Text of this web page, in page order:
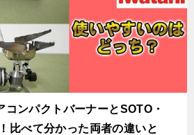
コンパクトバーナーとSOTO・
比べて分かった両者の違いと